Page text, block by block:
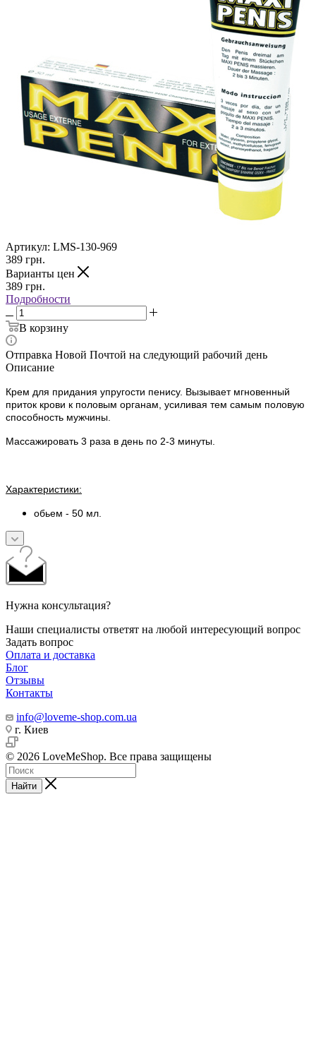
Артикул: LMS-130-969
389 грн.
Варианты цен
389 грн.
Подробности
В корзину
Отправка Новой Почтой на следующий рабочий день
Описание
Крем для придания упругости пенису. Вызывает мгновенный
приток крови к половым органам, усиливая тем самым половую
способность мужчины.
Массажировать 3 раза в день по 2-3 минуты.
Характеристики:
обьем - 50 мл.
Нужна консультация?
Наши специалисты ответят на любой интересующий вопрос
Задать вопрос
Оплата и доставка
Блог
Отзывы
Контакты
info@loveme-shop.com.ua
г. Киев
© 2026 LoveMeShop. Все права защищены
Найти